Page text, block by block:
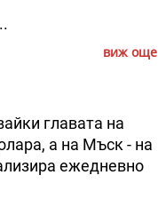
виж още
главата на
а на Мъск - на
ежедневно